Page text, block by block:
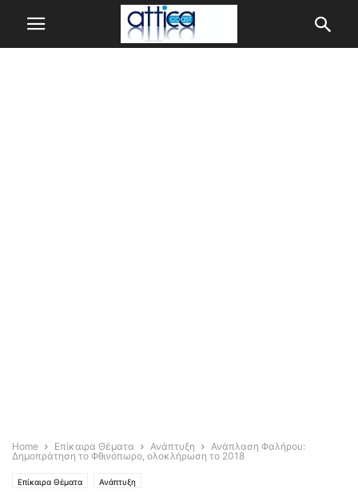
Home Επίκαιρα Θέματα Ανάπτυξη
Ανάπλαση Φαλήρου:
Δημοπράτηση το Φθινόπωρο, ολοκλήρωση το 2018
Επίκαιρα Θέματα Ανάπτυξη